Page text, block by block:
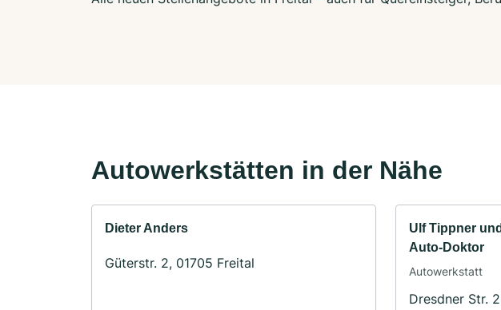
Autowerkstätten in der Nähe
Dieter Anders
Güterstr. 2, 01705 Freital
Ulf Tippner
Auto-Doktor
Autowerkstatt
Dresdner Str.